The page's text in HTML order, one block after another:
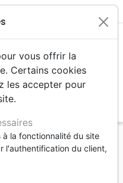
patriarches
vous offrir la
Certains cookies
les accepter pour
à la fonctionnalité du site
l'authentification du client,